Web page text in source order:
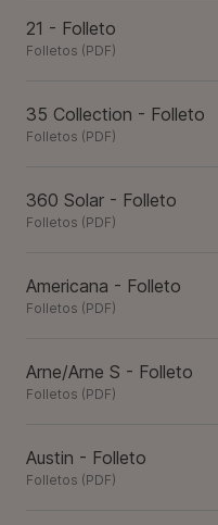
21 - Folleto
Folletos (PDF)
35 Collection - Folleto
Folletos (PDF)
360 Solar - Folleto
Folletos (PDF)
Americana - Folleto
Folletos (PDF)
Arne/Arne S - Folleto
Folletos (PDF)
Austin - Folleto
Folletos (PDF)